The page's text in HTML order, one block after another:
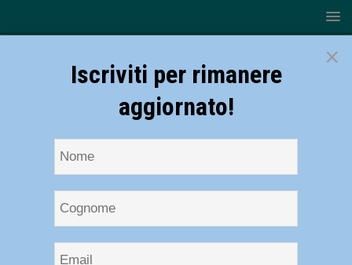
×
Iscriviti per rimanere
aggiornato!